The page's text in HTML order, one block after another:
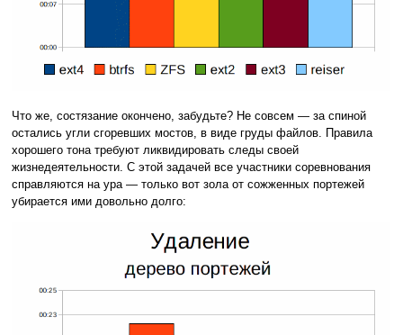
Что же, состязание окончено, забудьте? Не совсем — за спиной
остались угли сгоревших мостов, в виде груды файлов. Правила
хорошего тона требуют ликвидировать следы своей
жизнедеятельности. С этой задачей все участники соревнования
справляются на ура — только вот зола от сожженных портежей
убирается ими довольно долго: